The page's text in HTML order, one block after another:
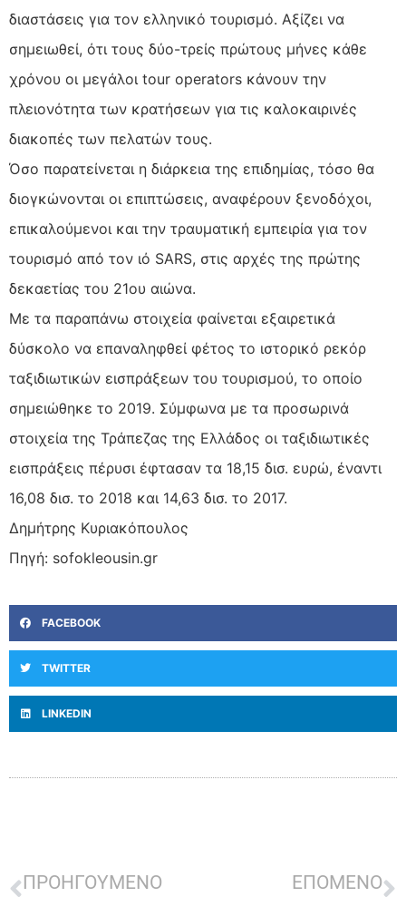
διαστάσεις για τον ελληνικό τουρισμό. Αξίζει να
σημειωθεί, ότι τους δύο-τρείς πρώτους μήνες κάθε
χρόνου οι μεγάλοι tour operators κάνουν την
πλειονότητα των κρατήσεων για τις καλοκαιρινές
διακοπές των πελατών τους.
Όσο παρατείνεται η διάρκεια της επιδημίας, τόσο θα
διογκώνονται οι επιπτώσεις, αναφέρουν ξενοδόχοι,
επικαλούμενοι και την τραυματική εμπειρία για τον
τουρισμό από τον ιό SARS, στις αρχές της πρώτης
δεκαετίας του 21ου αιώνα.
Με τα παραπάνω στοιχεία φαίνεται εξαιρετικά
δύσκολο να επαναληφθεί φέτος το ιστορικό ρεκόρ
ταξιδιωτικών εισπράξεων του τουρισμού, το οποίο
σημειώθηκε το 2019. Σύμφωνα με τα προσωρινά
στοιχεία της Τράπεζας της Ελλάδος οι ταξιδιωτικές
εισπράξεις πέρυσι έφτασαν τα 18,15 δισ. ευρώ, έναντι
16,08 δισ. το 2018 και 14,63 δισ. το 2017.
Δημήτρης Κυριακόπουλος
Πηγή: sofokleousin.gr
FACEBOOK
TWITTER
LINKEDIN
ΠΡΟΗΓΟΥΜΕΝΟ ΕΠΟΜΕΝΟ